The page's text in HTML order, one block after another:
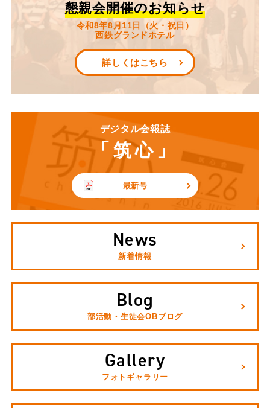
懇親会開催のお知らせ
令和8年8月11日（火・祝日）
西鉄グランドホテル
詳しくはこちら
デジタル会報誌
「筑心」
最新号
News
新着情報
Blog
部活動・生徒会OBブログ
Gallery
フォトギャラリー